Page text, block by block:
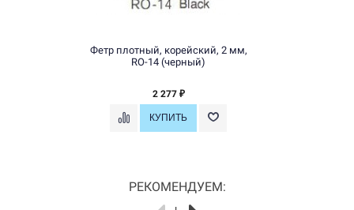
Фетр плотный, корейский, 2 мм,
RO-14 (черный)
2 277 ₽
РЕКОМЕНДУЕМ: